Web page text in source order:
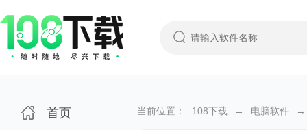
首页 当前位置： 108下载 → 电脑软件 →